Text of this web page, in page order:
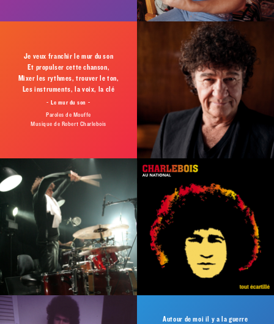
Je veux franchir le mur du son
Et propulser cette chanson,
Mixer les rythmes, trouver le ton,
Les instruments, la voix, la clé
Le mur du son
Paroles de Mouffe
Musique de Robert Charlebois
Autour de moi il y a la guerre